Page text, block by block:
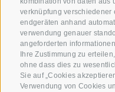
verknüpfung verschiedener
endgeräten anhand
verwendung genauer
angeforderten
Ihre Zustimmung zu
ohne dass dies zu
Sie auf „Cookies
Verwendung von Cookies